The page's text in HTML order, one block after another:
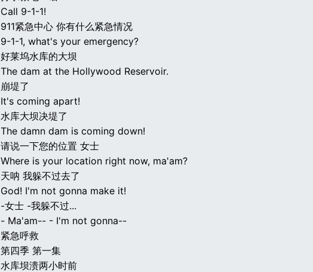
Call 9-1-1!
911紧急中心 你有什么紧急情况
9-1-1, what's your emergency?
好莱坞水库的大坝
The dam at the Hollywood Reservoir.
崩堤了
It's coming apart!
水库大坝决堤了
The damn dam is coming down!
请说一下您的位置 女士
Where is your location right now, ma'am?
天呐 我躲不过去了
God! I'm not gonna make it!
-女士 -我躲不过...
- Ma'am-- - I'm not gonna--
紧急呼救
第四季 第一集
水库坝溃两小时前